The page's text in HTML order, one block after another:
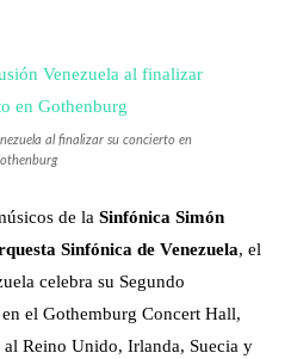
al finalizar su concierto en
de la Sinfónica Simón
Sinfónica de Venezuela, el
celebra su Segundo
el Gothemburg Concert Hall,
al Reino Unido, Irlanda, Suecia y